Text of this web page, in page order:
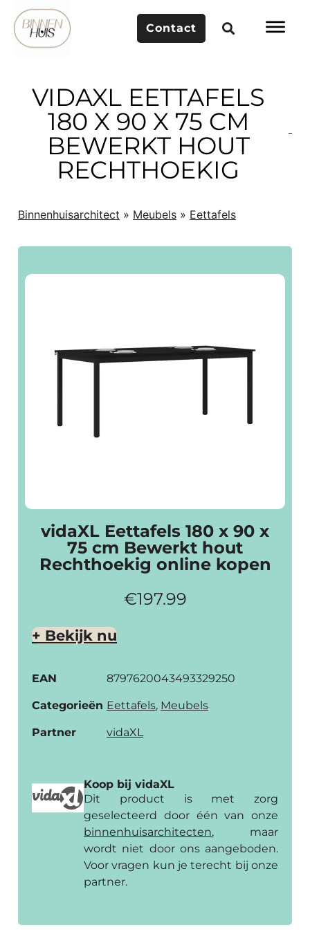
Contact
VIDAXL EETTAFELS
180 X 90 X 75 CM
BEWERKT HOUT
RECHTHOEKIG
Binnenhuisarchitect » Meubels » Eettafels
vidaXL Eettafels 180 x 90 x
75 cm Bewerkt hout
Rechthoekig online kopen
€197.99
+ Bekijk nu
EAN 8797620043493329250
Categorieën Eettafels, Meubels
Partner vidaXL
Koop bij vidaXL
Dit product is met zorg
geselecteerd door één van onze
binnenhuis­architecten, maar
wordt niet door ons aangeboden.
Voor vragen kun je terecht bij onze
partner.